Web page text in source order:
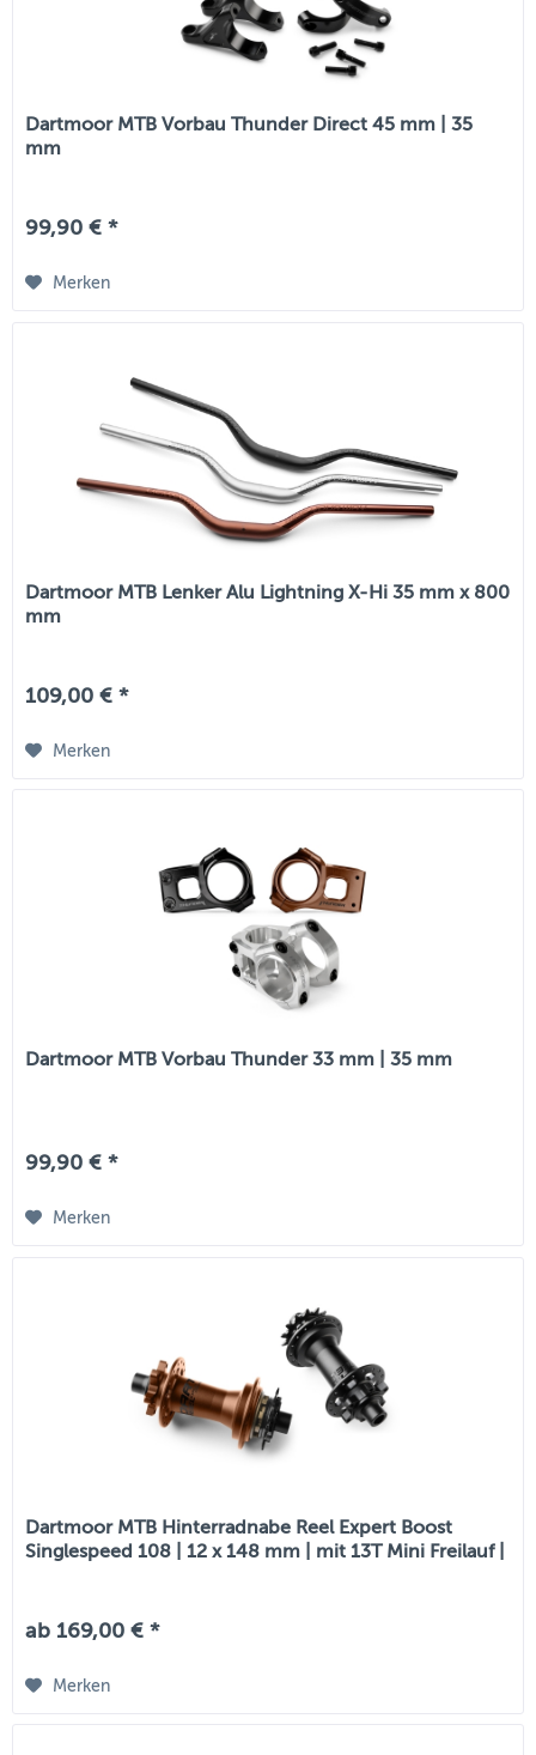
Dartmoor MTB Vorbau Thunder Direct 45 mm | 35
mm
99,90 € *
Merken
Dartmoor MTB Lenker Alu Lightning X-Hi 35 mm x 800
mm
109,00 € *
Merken
Dartmoor MTB Vorbau Thunder 33 mm | 35 mm
99,90 € *
Merken
Dartmoor MTB Hinterradnabe Reel Expert Boost
Singlespeed 108 | 12 x 148 mm | mit 13T Mini Freilauf |
ab 169,00 € *
Merken